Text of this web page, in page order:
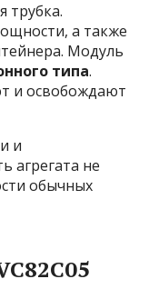
трубка.
а также
Модуль
типа.
и освобождают
и
агрегата не
обычных